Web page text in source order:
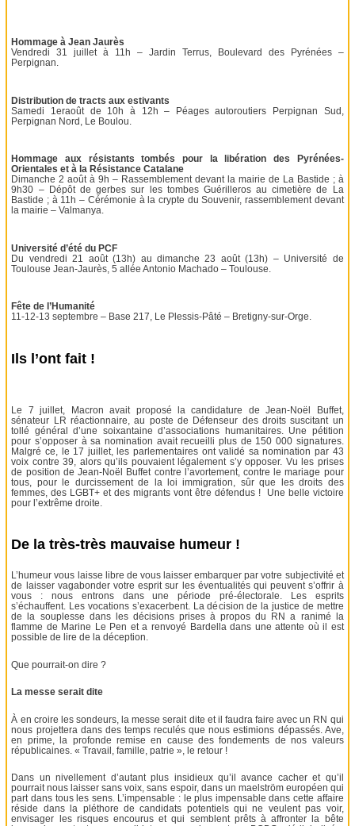
Hommage à Jean Jaurès
Vendredi 31 juillet à 11h – Jardin Terrus, Boulevard des Pyrénées –
Perpignan.
Distribution de tracts aux estivants
Samedi 1eraoût de 10h à 12h – Péages autoroutiers Perpignan Sud,
Perpignan Nord, Le Boulou.
Hommage aux résistants tombés pour la libération des Pyrénées-
Orientales et à la Résistance Catalane
Dimanche 2 août à 9h – Rassemblement devant la mairie de La Bastide ; à
9h30 – Dépôt de gerbes sur les tombes Guérilleros au cimetière de La
Bastide ; à 11h – Cérémonie à la crypte du Souvenir, rassemblement devant
la mairie – Valmanya.
Université d’été du PCF
Du vendredi 21 août (13h) au dimanche 23 août (13h) – Université de
Toulouse Jean-Jaurès, 5 allée Antonio Machado – Toulouse.
Fête de l’Humanité
11-12-13 septembre – Base 217, Le Plessis-Pâté – Bretigny-sur-Orge.
Ils l’ont fait !
Le 7 juillet, Macron avait proposé la candidature de Jean-Noël Buffet,
sénateur LR réactionnaire, au poste de Défenseur des droits suscitant un
tollé général d’une soixantaine d’associations humanitaires. Une pétition
pour s’opposer à sa nomination avait recueilli plus de 150 000 signatures.
Malgré ce, le 17 juillet, les parlementaires ont validé sa nomination par 43
voix contre 39, alors qu’ils pouvaient légalement s’y opposer. Vu les prises
de position de Jean-Noël Buffet contre l’avortement, contre le mariage pour
tous, pour le durcissement de la loi immigration, sûr que les droits des
femmes, des LGBT+ et des migrants vont être défendus ! Une belle victoire
pour l’extrême droite.
De la très-très mauvaise humeur !
L’humeur vous laisse libre de vous laisser embarquer par votre subjectivité et
de laisser vagabonder votre esprit sur les éventualités qui peuvent s’offrir à
vous : nous entrons dans une période pré-électorale. Les esprits
s’échauffent. Les vocations s’exacerbent. La décision de la justice de mettre
de la souplesse dans les décisions prises à propos du RN a ranimé la
flamme de Marine Le Pen et a renvoyé Bardella dans une attente où il est
possible de lire de la déception.
Que pourrait-on dire ?
La messe serait dite
À en croire les sondeurs, la messe serait dite et il faudra faire avec un RN qui
nous projettera dans des temps reculés que nous estimions dépassés. Ave,
en prime, la profonde remise en cause des fondements de nos valeurs
républicaines. « Travail, famille, patrie », le retour !
Dans un nivellement d’autant plus insidieux qu’il avance cacher et qu’il
pourrait nous laisser sans voix, sans espoir, dans un maelström européen qui
part dans tous les sens. L’impensable : le plus impensable dans cette affaire
réside dans la pléthore de candidats potentiels qui ne veulent pas voir,
envisager les risques encourus et qui semblent prêts à affronter la bête